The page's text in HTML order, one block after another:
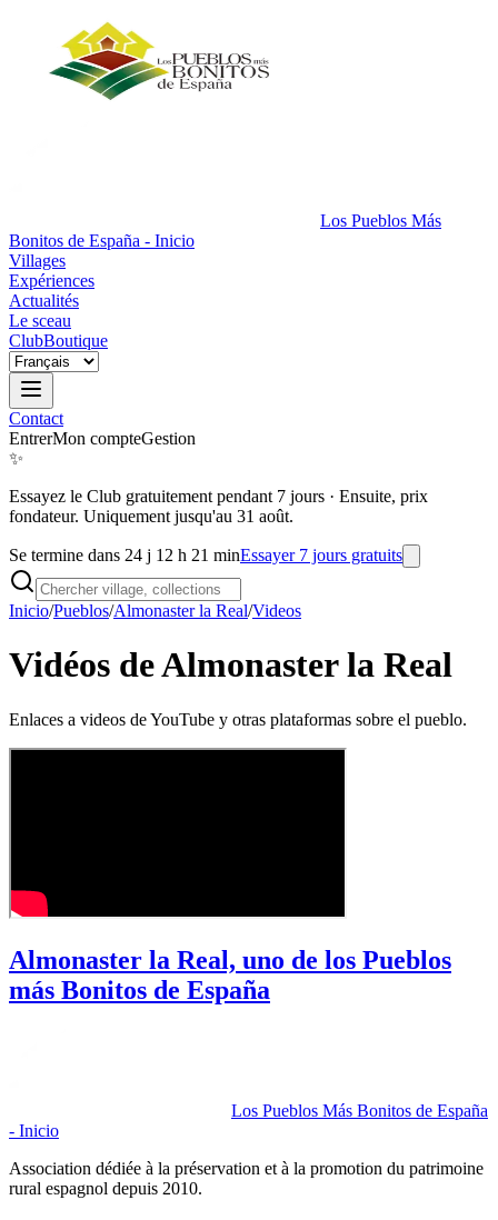
Los Pueblos Más
Bonitos de España - Inicio
Villages
Expériences
Actualités
Le sceau
ClubBoutique
Contact
EntrerMon compteGestion
✨
Essayez le Club gratuitement pendant 7 jours · Ensuite, prix
fondateur. Uniquement jusqu'au 31 août.
Se termine dans 24 j 12 h 21 minEssayer 7 jours gratuits
Inicio/Pueblos/Almonaster la Real/Videos
Vidéos de Almonaster la Real
Enlaces a videos de YouTube y otras plataformas sobre el pueblo.
Almonaster la Real, uno de los Pueblos
más Bonitos de España
Los Pueblos Más Bonitos de España
- Inicio
Association dédiée à la préservation et à la promotion du patrimoine
rural espagnol depuis 2010.